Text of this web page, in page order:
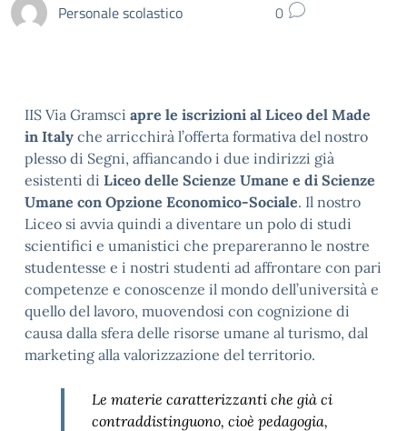
Personale scolastico 0
IIS Via Gramsci apre le iscrizioni al Liceo del Made
in Italy che arricchirà l’offerta formativa del nostro
plesso di Segni, affiancando i due indirizzi già
esistenti di Liceo delle Scienze Umane e di Scienze
Umane con Opzione Economico-Sociale. Il nostro
Liceo si avvia quindi a diventare un polo di studi
scientifici e umanistici che prepareranno le nostre
studentesse e i nostri studenti ad affrontare con pari
competenze e conoscenze il mondo dell’università e
quello del lavoro, muovendosi con cognizione di
causa dalla sfera delle risorse umane al turismo, dal
marketing alla valorizzazione del territorio.
Le materie caratterizzanti che già ci
contraddistinguono, cioè pedagogia,